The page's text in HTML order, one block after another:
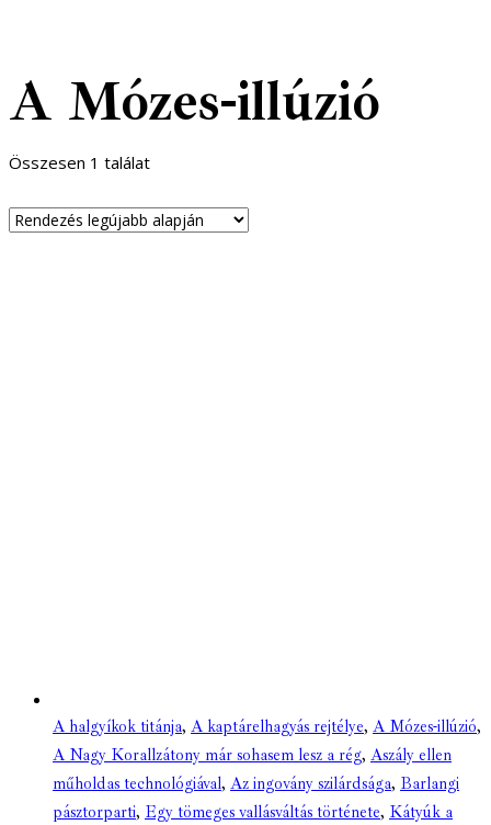
A Mózes-illúzió
Összesen 1 találat
A halgyíkok titánja, A kaptárelhagyás rejtélye, A Mózes-illúzió,
A Nagy Korallzátony már sohasem lesz a rég, Aszály ellen
műholdas technológiával, Az ingovány szilárdsága, Barlangi
pásztorparti, Egy tömeges vallásváltás története, Kátyúk a